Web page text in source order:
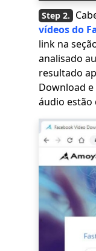
vídeos do
link na
analisado
resultado
Download
áudio estão